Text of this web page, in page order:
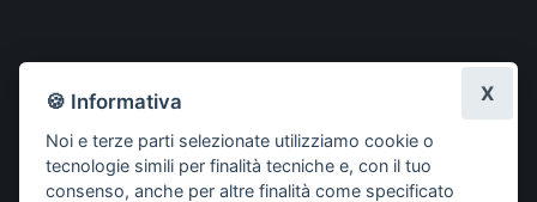
Risorse per i professionisti
Risorse per i cittadini
Risorse per gli Studenti CLMOPD
🍪 Informativa
Noi e terze parti selezionate utilizziamo cookie o
tecnologie simili per finalità tecniche e, con il tuo
consenso, anche per altre finalità come specificato
X